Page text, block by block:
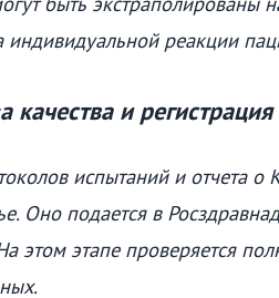
индивидуальной реакции
качества и регистрация
испытаний и отчета
Оно подается в
этом этапе проверяется